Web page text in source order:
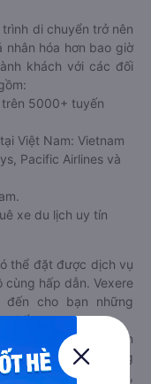
di chuyển trở nên
hóa hơn bao giờ
khách với các đối
5000+ tuyến
Việt Nam: Vietnam
Pacific Airlines và
xe du lịch uy tín
thể đặt được dịch vụ
cùng hấp dẫn. Vexere
đến cho bạn những
nhất.
các phương tiện
Goyolo là nền tảng
cả, giờ khởi hành,